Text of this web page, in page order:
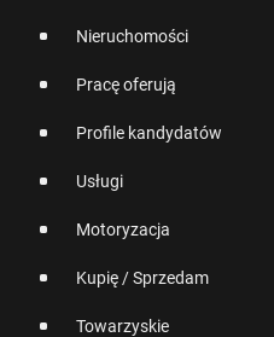
Nieruchomości
Pracę oferują
Profile kandydatów
Usługi
Motoryzacja
Kupię / Sprzedam
Towarzyskie